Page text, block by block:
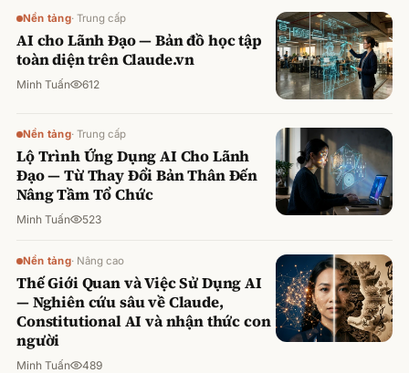
Nền tảng· Trung cấp
AI cho Lãnh Đạo — Bản đồ học tập
toàn diện trên Claude.vn
Minh Tuấn 612
Nền tảng· Trung cấp
Lộ Trình Ứng Dụng AI Cho Lãnh
Đạo — Từ Thay Đổi Bản Thân Đến
Nâng Tầm Tổ Chức
Minh Tuấn 523
Nền tảng· Nâng cao
Thế Giới Quan và Việc Sử Dụng AI
— Nghiên cứu sâu về Claude,
Constitutional AI và nhận thức con
người
Minh Tuấn 489